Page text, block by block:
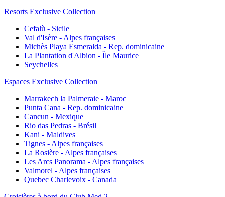
Resorts Exclusive Collection
Cefalù - Sicile
Val d'Isère - Alpes françaises
Michès Playa Esmeralda - Rep. dominicaine
La Plantation d'Albion - Île Maurice
Seychelles
Espaces Exclusive Collection
Marrakech la Palmeraie - Maroc
Punta Cana - Rep. dominicaine
Cancun - Mexique
Rio das Pedras - Brésil
Kani - Maldives
Tignes - Alpes françaises
La Rosière - Alpes françaises
Les Arcs Panorama - Alpes françaises
Valmorel - Alpes françaises
Quebec Charlevoix - Canada